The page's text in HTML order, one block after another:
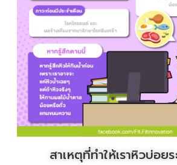
สาเหตุที่ทำให้เราหิวบ่อย